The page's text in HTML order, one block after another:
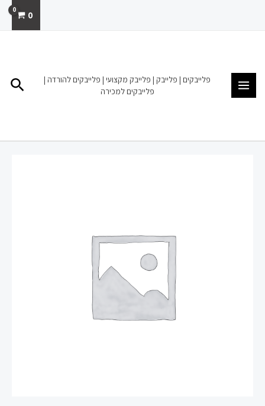
0
פלייבקים | פלייבק | פלייבק מקצועי | פלייבקים להורדה |
פלייבקים למכירה